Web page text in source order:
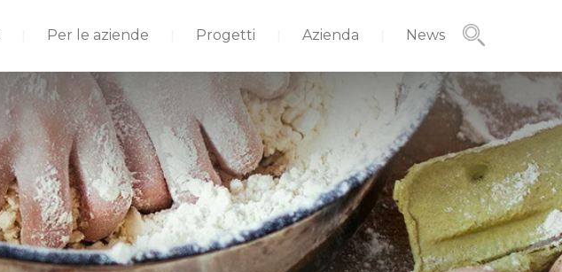
Per le aziende Progetti Azienda News